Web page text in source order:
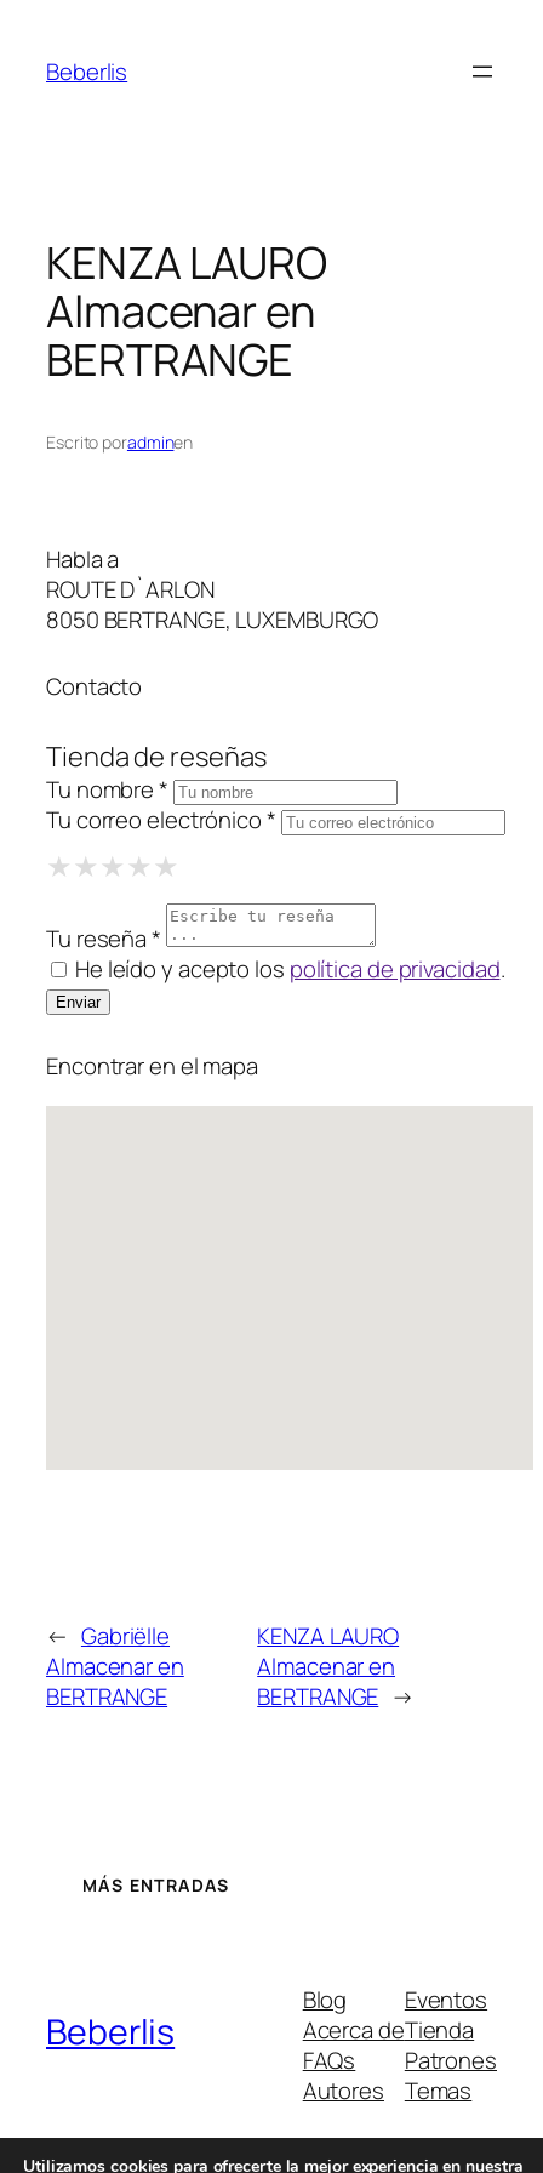
Beberlis
KENZA LAURO
Almacenar en
BERTRANGE
Escrito poradminen
Habla a
ROUTE D`ARLON
8050 BERTRANGE, LUXEMBURGO
Contacto
Tienda de reseñas
Tu nombre *
Tu correo electrónico *
★1 Star
★★2 Stars
★★★3 Stars
★★★★4 Stars
★★★★★
Tu reseña *
He leído y acepto los política de privacidad.
Encontrar en el mapa
← Gabriëlle
Almacenar en
BERTRANGE
KENZA LAURO
Almacenar en
BERTRANGE →
MÁS ENTRADAS
Beberlis
Blog
Acerca de
FAQs
Autores
Eventos
Tienda
Patrones
Temas
Utilizamos cookies para ofrecerte la mejor experiencia en nuestra